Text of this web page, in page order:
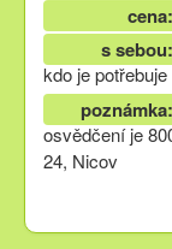
cena:
s sebou:
kdo je potřebuje
poznámka:
osvědčení je
24, Nicov